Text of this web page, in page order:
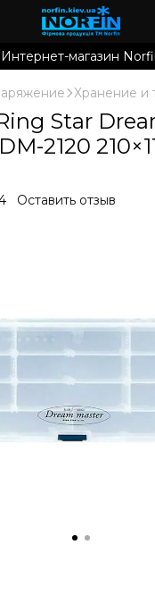
Интернет-магазин
Хранение и
Star
2120
Оставить отзыв